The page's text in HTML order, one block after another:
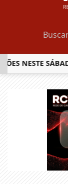
SÁBADO